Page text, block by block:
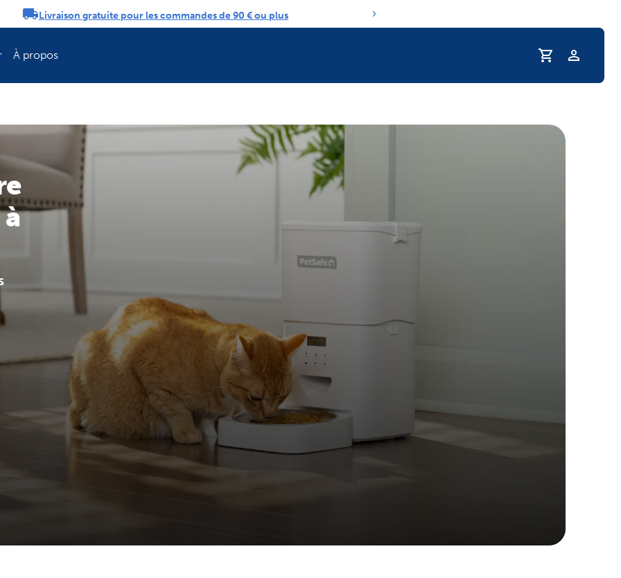
Livraison gratuite pour les commandes de 90 € ou plus
des solutions de clôture
ScoopFree pour un contrôle des odeurs 4 fois meilleur
Rafraîchissez la routine d'hydratation de votre animal
Trappes pour animaux conçues pour durer
À propos
Profil